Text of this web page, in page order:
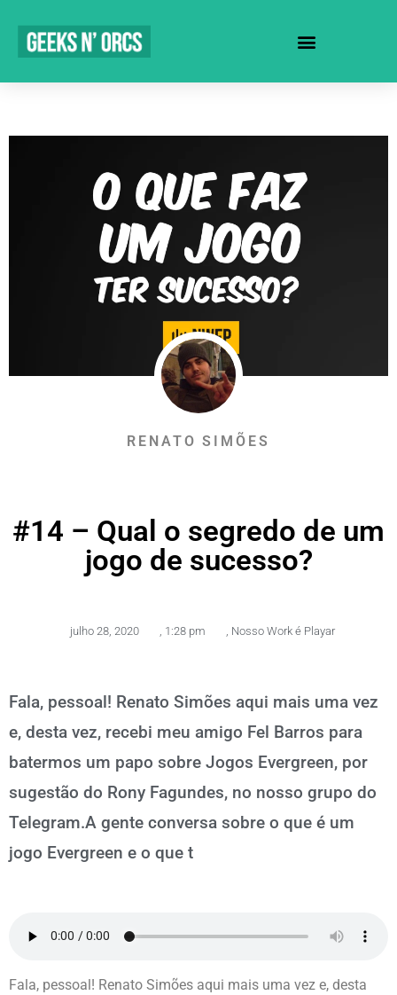
RENATO SIMÕES
#14 – Qual o segredo de um
jogo de sucesso?
julho 28, 2020 1:28 pm Nosso Work é Playar
Fala, pessoal! Renato Simões aqui mais uma vez
e, desta vez, recebi meu amigo Fel Barros para
batermos um papo sobre Jogos Evergreen, por
sugestão do Rony Fagundes, no nosso grupo do
Telegram.A gente conversa sobre o que é um
jogo Evergreen e o que t
Fala, pessoal! Renato Simões aqui mais uma vez e, desta